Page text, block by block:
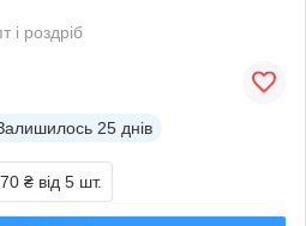
і роздріб
25 днів
₴ від 5 шт.